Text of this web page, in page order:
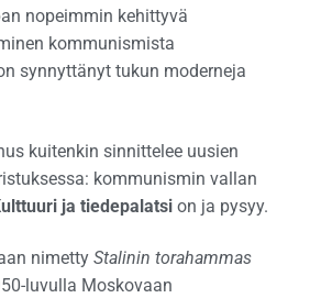
nopeimmin kehittyvä
kommunismista
synnyttänyt tukun moderneja
kuitenkin sinnittelee uusien
kommunismin vallan
ja tiedepalatsi on ja pysyy.
nimetty Stalinin torahammas
luvulla Moskovaan